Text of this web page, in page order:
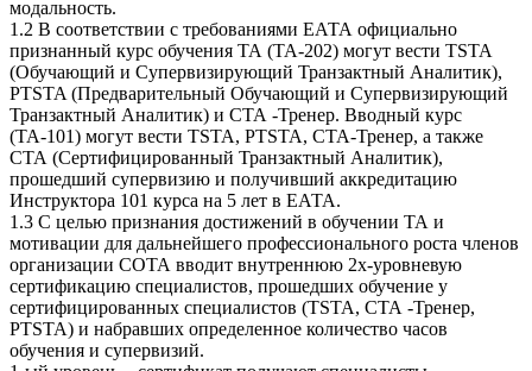
модальность.
1.2 В соответствии с требованиями ЕАТА официально
признанный курс обучения ТА (ТА-202) могут вести TSTA
(Обучающий и Супервизирующий Транзактный Аналитик),
PTSTA (Предварительный Обучающий и Супервизирующий
Транзактный Аналитик) и СТА -Тренер. Вводный курс
(ТА-101) могут вести TSTA, PTSTA, СТА-Тренер, а также
СТА (Сертифицированный Транзактный Аналитик),
прошедший супервизию и получивший аккредитацию
Инструктора 101 курса на 5 лет в ЕАТА.
1.3 С целью признания достижений в обучении ТА и
мотивации для дальнейшего профессионального роста членов
организации СОТА вводит внутреннюю 2х-уровневую
сертификацию специалистов, прошедших обучение у
сертифицированных специалистов (TSTA, СТА -Тренер,
РTSTA) и набравших определенное количество часов
обучения и супервизий.